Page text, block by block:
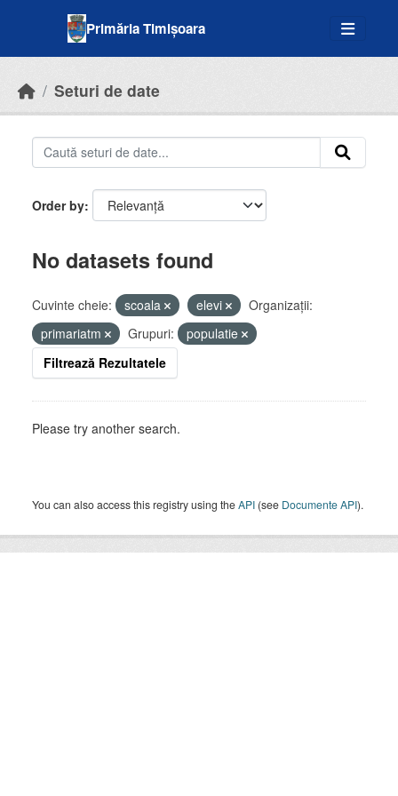
Primăria Timișoara
Seturi de date
Order by
No datasets found
Cuvinte cheie: scoala elevi
Organizații:
primariatm
Grupuri:
populatie
Filtrează Rezultatele
Please try another search.
You can also access this registry using theAPI (see Documente API).